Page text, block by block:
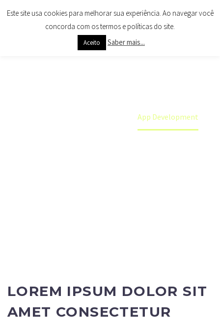
App Development
LOREM IPSUM DOLOR SIT
AMET CONSECTETUR
Este site usa cookies para melhorar sua experiência. Ao navegar você
concorda com os termos e políticas do site.
Aceito Saber mais...